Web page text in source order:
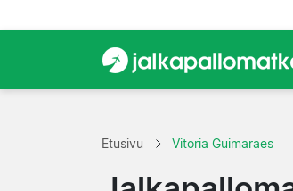
Etusivu Vitoria Guimaraes